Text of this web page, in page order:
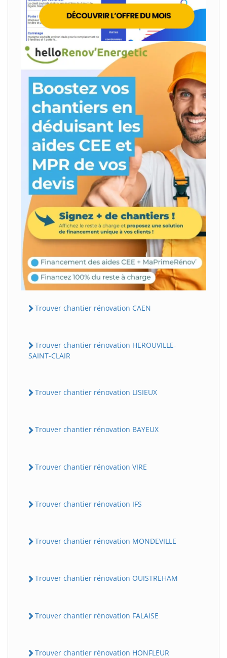
Trouver chantier rénovation CAEN
Trouver chantier rénovation HEROUVILLE-
SAINT-CLAIR
Trouver chantier rénovation LISIEUX
Trouver chantier rénovation BAYEUX
Trouver chantier rénovation VIRE
Trouver chantier rénovation IFS
Trouver chantier rénovation MONDEVILLE
Trouver chantier rénovation OUISTREHAM
Trouver chantier rénovation FALAISE
Trouver chantier rénovation HONFLEUR